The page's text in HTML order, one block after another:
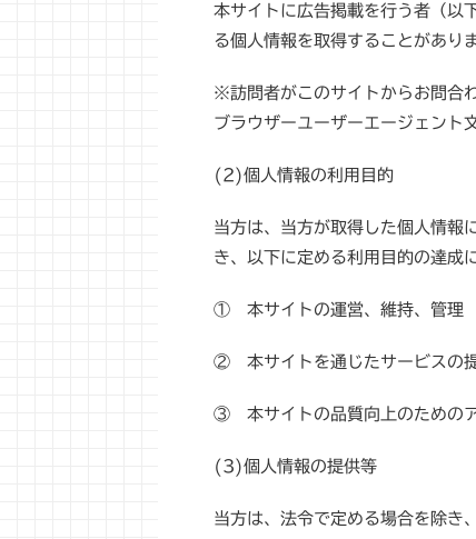
本サイトに広告掲載を行う者（以
る個人情報を取得することがあり
※訪問者がこのサイトからお問合
ブラウザーユーザーエージェント
(2)個人情報の利用目的
当方は、当方が取得した個人情報
き、以下に定める利用目的の達成
① 本サイトの運営、維持、管理
② 本サイトを通じたサービスの
③ 本サイトの品質向上のための
(3)個人情報の提供等
当方は、法令で定める場合を除き